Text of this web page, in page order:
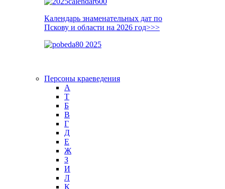
Календарь знаменательных дат по
Пскову и области на 2026 год>>>
Персоны краеведения
А
T
Б
В
Г
Д
Е
Ж
З
И
Л
К